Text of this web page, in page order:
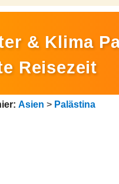
& Klima
Reisezeit
Asien > Palästina